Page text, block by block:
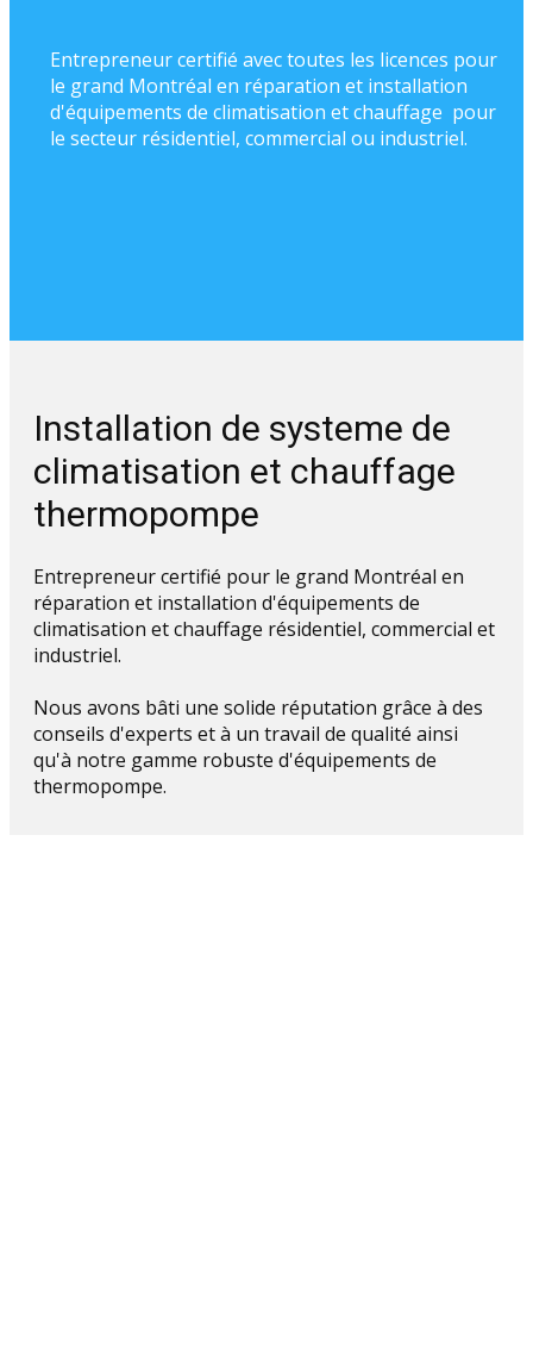
Entrepreneur certifié avec toutes les licences pour
le grand Montréal en réparation et installation
d'équipements de climatisation et chauffage pour
le secteur résidentiel, commercial ou industriel.
Installation de systeme de
climatisation et chauffage
thermopompe
Entrepreneur certifié pour le grand Montréal en
réparation et installation d'équipements de
climatisation et chauffage résidentiel, commercial et
industriel.
Nous avons bâti une solide réputation grâce à des
conseils d'experts et à un travail de qualité ainsi
qu'à notre gamme robuste d'équipements de
thermopompe.